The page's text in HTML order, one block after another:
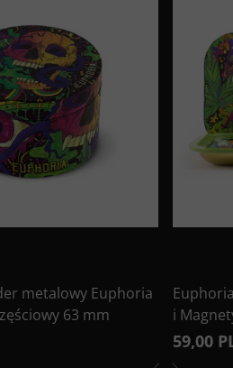
metalowy Euphoria
63 mm
i
59,00